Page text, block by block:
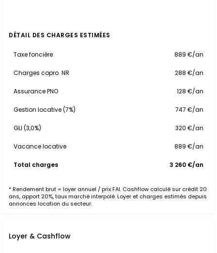
DÉTAIL DES CHARGES ESTIMÉES
Taxe foncière 889 €/an
Charges copro. NR 288 €/an
Assurance PNO 128 €/an
Gestion locative (7%) 747 €/an
GLI (3,0%) 320 €/an
Vacance locative 889 €/an
Total charges 3 260 €/an
* Rendement brut = loyer annuel / prix FAI. Cashflow calculé sur crédit 20
ans, apport 20%, taux marché interpolé. Loyer et charges estimés depuis
annonces location du secteur.
Loyer & Cashflow